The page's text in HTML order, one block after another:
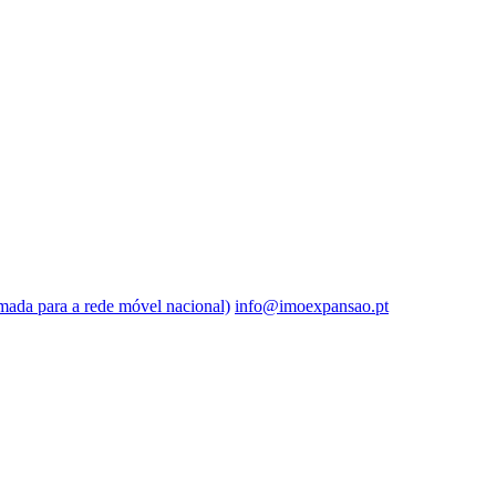
para a rede móvel nacional) info@imoexpansao.pt